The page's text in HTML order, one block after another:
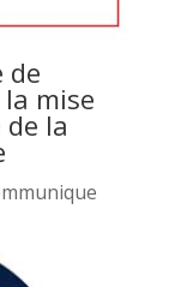
de
mise
la